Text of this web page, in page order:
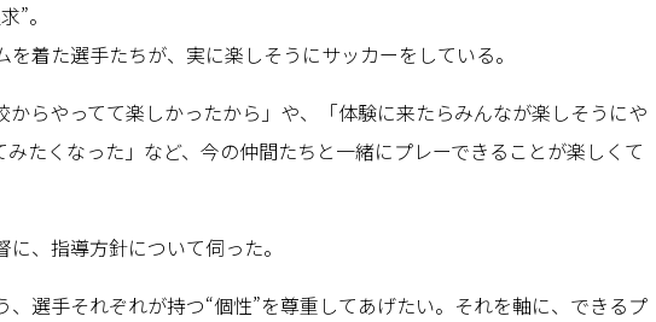
”。
着た選手たちが、実に楽しそうにサッカーをしている。
らやってて楽しかったから」や、「体験に来たらみんなが楽しそうにや
みたくなった」など、今の仲間たちと一緒にプレーできることが楽しくて
、指導方針について伺った。
、選手それぞれが持つ“個性”を尊重してあげたい。それを軸に、できるプ